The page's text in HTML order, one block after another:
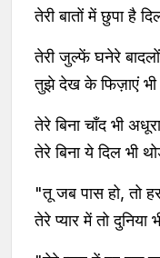
तेरी बातों में छुपा है
तेरी जुल्फें घनेरे
तुझे देख के फिज़ाएं
तेरे बिना चाँद भी
तेरे बिना ये दिल भी
"तू जब पास हो, तो
तेरे प्यार में तो